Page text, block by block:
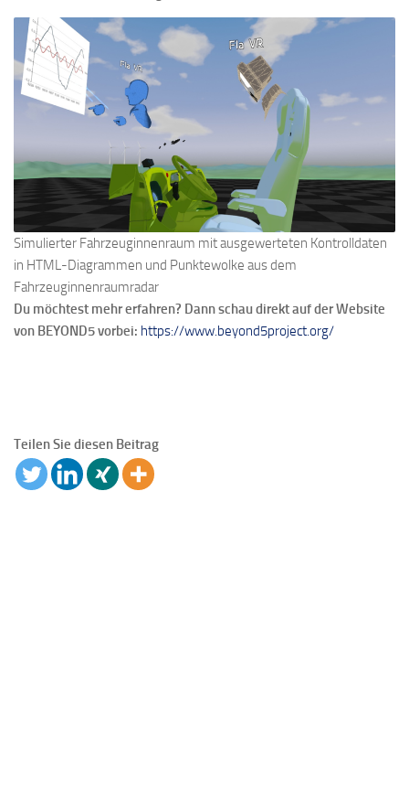
Simulierter Fahrzeuginnenraum mit ausgewerteten Kontrolldaten
in HTML-Diagrammen und Punktewolke aus dem
Fahrzeuginnenraumradar
Du möchtest mehr erfahren? Dann schau direkt auf der Website
von BEYOND5 vorbei: https://www.beyond5project.org/
Teilen Sie diesen Beitrag